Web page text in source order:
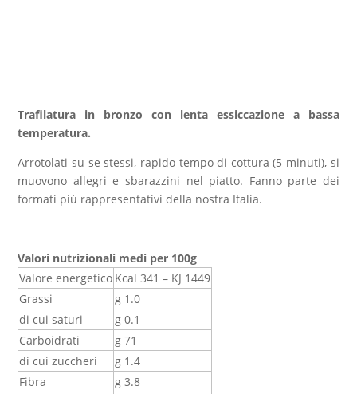
Trafilatura in bronzo con lenta essiccazione a bassa
temperatura.
Arrotolati su se stessi, rapido tempo di cottura (5 minuti), si
muovono allegri e sbarazzini nel piatto. Fanno parte dei
formati più rappresentativi della nostra Italia.
Valori nutrizionali medi per 100g
Valore energetico Kcal 341 – KJ 1449
Grassi
g 1.0
di cui saturi
g 0.1
Carboidrati
g 71
di cui zuccheri
g 1.4
Fibra
g 3.8